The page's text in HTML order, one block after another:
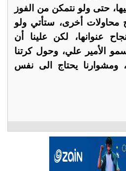
حتى ولو نتمكن من الفوز
محاولات أخرى، ستأتي ولو
عنوانها، لكن علينا أن
الأمير علي، وحول كرتنا
ومشوارنا يحتاج الى نفس